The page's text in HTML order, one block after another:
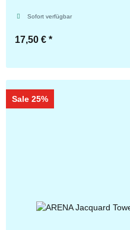
Sofort verfügbar
17,50 € *
Sale 25%